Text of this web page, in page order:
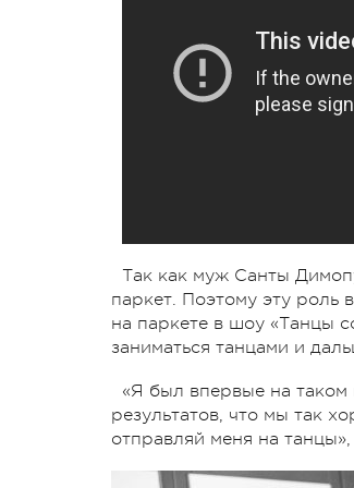
Так как муж Санты
паркет. Поэтому эту роль
на паркете в шоу «Танцы
заниматься танцами и
«Я был впервые на
результатов, что мы так
отправляй меня на